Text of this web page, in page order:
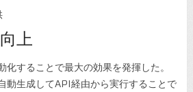
上
化することで最大の効果を発揮した。
動生成してAPI経由から実行することで